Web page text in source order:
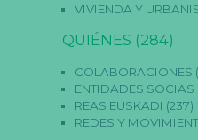
VIVIENDA Y
QUIÉNES (284)
COLABORACIONES
ENTIDADES SOCIAS
REAS EUSKADI (237)
REDES Y